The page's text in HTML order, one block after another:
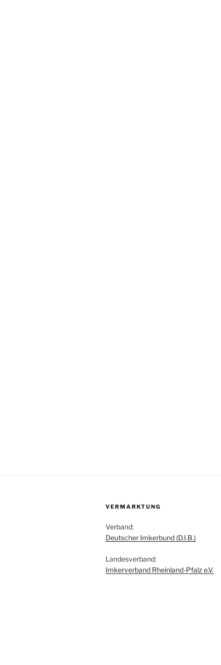
VERMARKTUNG
Verband:
Deutscher Imkerbund (D.I.B.)
Landesverband:
Imkerverband Rheinland-Pfalz e.V.